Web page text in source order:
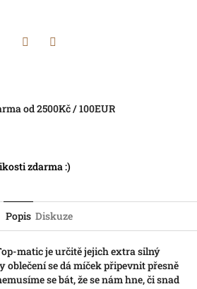
od 2500Kč / 100EUR
zdarma :)
Popis Diskuze
matic je určitě jejich extra silný
oblečení se dá míček připevnit přesně
se bát, že se nám hne, či snad